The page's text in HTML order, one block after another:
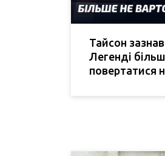
Тайсон
Легенді
повертатися